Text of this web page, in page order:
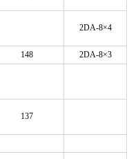
2DA-8×4
148 2DA-8×3
137